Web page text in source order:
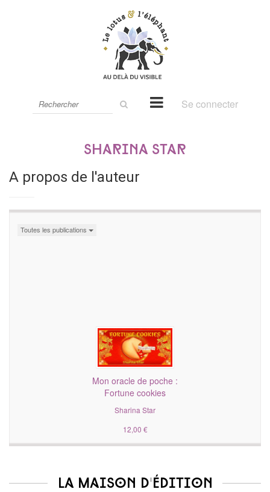
le
Se connecter
Sharina Star
A propos de l'auteur
Toutes les publications
Mon oracle de poche :
Fortune cookies
Sharina Star
12,00 €
La maison d'édition